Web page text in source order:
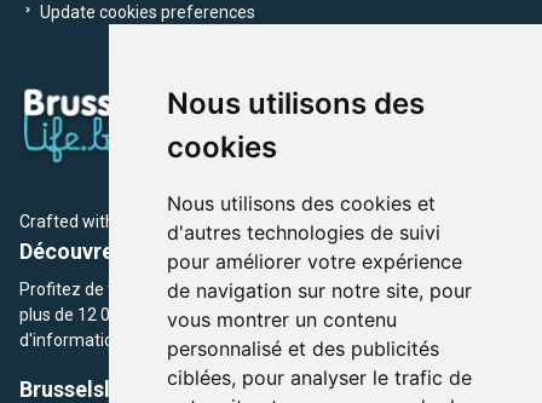
Nous utilisons des
cookies
Nous utilisons des cookies et
d'autres technologies de suivi
pour améliorer votre expérience
de navigation sur notre site, pour
vous montrer un contenu
personnalisé et des publicités
ciblées, pour analyser le trafic de
Update cookies preferences
Crafted with by Brusselslife Team
Découvrez plus de 12 000 adresses et événements
Profitez de toutes les sections de BrusselsLife.be et découvrez
plus de 12 000 adresses et un grand choix d'événements,
d'informations et de conseils et astuces de notre écriture.
Brusselslife.be